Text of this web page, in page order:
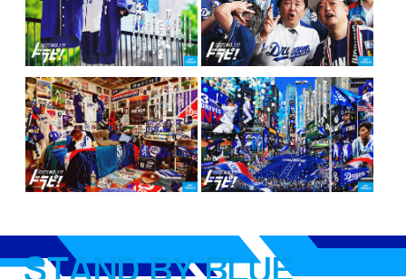
STAND BY BLUE